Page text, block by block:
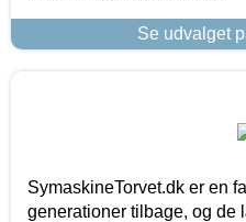
Se udvalget
SymaskineTorvet.dk er en
generationer tilbage, og